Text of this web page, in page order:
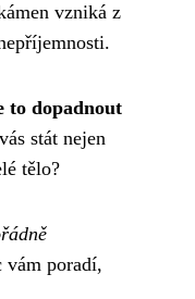
vzniká z
to dopadnout
stát nejen
tělo?
vám poradí,